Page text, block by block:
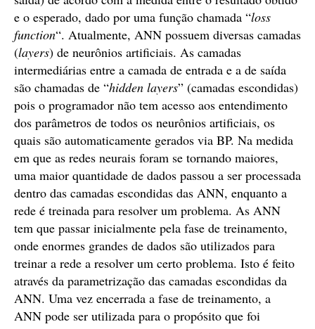
e o esperado, dado por uma função chamada “loss
function“. Atualmente, ANN possuem diversas camadas
(layers) de neurônios artificiais. As camadas
intermediárias entre a camada de entrada e a de saída
são chamadas de “hidden layers” (camadas escondidas)
pois o programador não tem acesso aos entendimento
dos parâmetros de todos os neurônios artificiais, os
quais são automaticamente gerados via BP. Na medida
em que as redes neurais foram se tornando maiores,
uma maior quantidade de dados passou a ser processada
dentro das camadas escondidas das ANN, enquanto a
rede é treinada para resolver um problema. As ANN
tem que passar inicialmente pela fase de treinamento,
onde enormes grandes de dados são utilizados para
treinar a rede a resolver um certo problema. Isto é feito
através da parametrização das camadas escondidas da
ANN. Uma vez encerrada a fase de treinamento, a
ANN pode ser utilizada para o propósito que foi